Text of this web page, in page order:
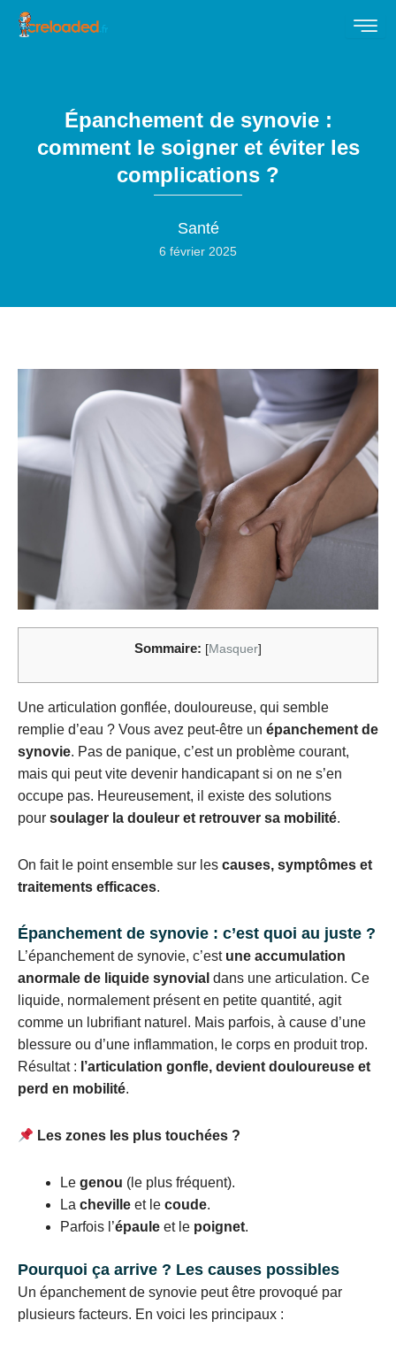
Épanchement de synovie :
comment le soigner et éviter les
complications ?
Santé
6 février 2025
Sommaire: [Masquer]
Une articulation gonflée, douloureuse, qui semble
remplie d’eau ? Vous avez peut-être un épanchement de
synovie. Pas de panique, c’est un problème courant,
mais qui peut vite devenir handicapant si on ne s’en
occupe pas. Heureusement, il existe des solutions
pour soulager la douleur et retrouver sa mobilité.
On fait le point ensemble sur les causes, symptômes et
traitements efficaces.
Épanchement de synovie : c’est quoi au juste ?
L’épanchement de synovie, c’est une accumulation
anormale de liquide synovial dans une articulation. Ce
liquide, normalement présent en petite quantité, agit
comme un lubrifiant naturel. Mais parfois, à cause d’une
blessure ou d’une inflammation, le corps en produit trop.
Résultat : l’articulation gonfle, devient douloureuse et
perd en mobilité.
Les zones les plus touchées ?
Le genou (le plus fréquent).
La cheville et le coude.
Parfois l’épaule et le poignet.
Pourquoi ça arrive ? Les causes possibles
Un épanchement de synovie peut être provoqué par
plusieurs facteurs. En voici les principaux :